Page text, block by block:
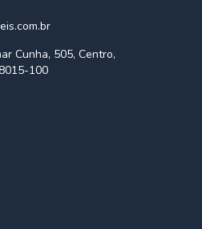
Cunha, 505, Centro,
100